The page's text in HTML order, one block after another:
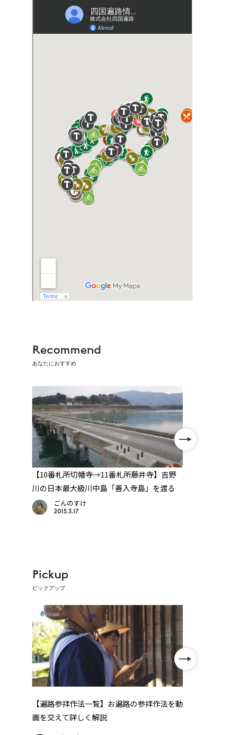
Recommend
あなたにおすすめ
【10番札所切幡寺→11番札所藤井寺】吉野
川の日本最大級川中島「善入寺島」を渡る
ごんのすけ
2015.3.17
Pickup
ピックアップ
【遍路参拝作法一覧】お遍路の参拝作法を動
画を交えて詳しく解説